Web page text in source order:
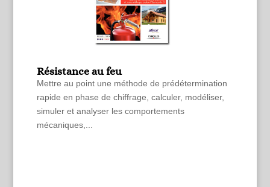
Résistance au feu
Mettre au point une méthode de prédétermination
rapide en phase de chiffrage, calculer, modéliser,
simuler et analyser les comportements
mécaniques,...